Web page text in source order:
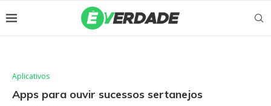
Aplicativos
Apps para ouvir sucessos sertanejos